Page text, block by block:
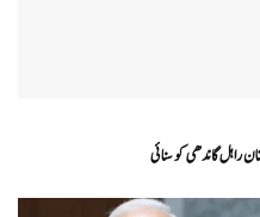
راہل گاندھی کو سنائی